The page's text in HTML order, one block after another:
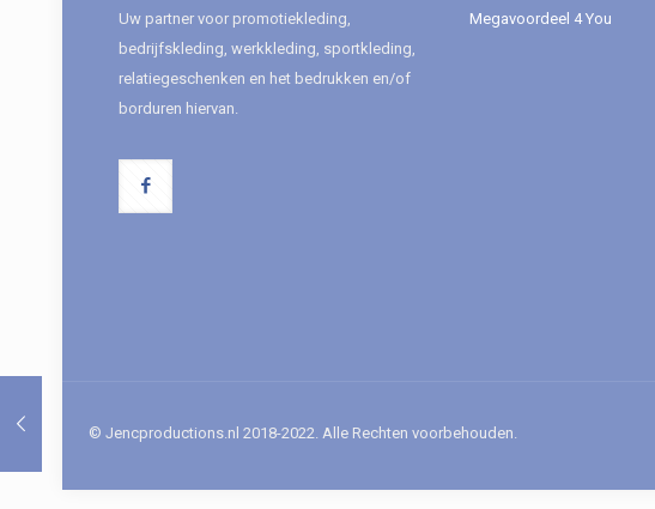
Uw partner voor promotiekleding,
bedrijfskleding, werkkleding, sportkleding,
relatiegeschenken en het bedrukken en/of
borduren hiervan.
Megavoordeel 4 You
© Jencproductions.nl 2018-2022. Alle Rechten voorbehouden.